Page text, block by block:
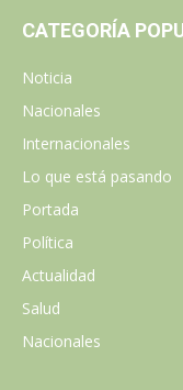
CATEGORÍA
Noticia
Nacionales
Internacionales
Lo que está pasando
Portada
Política
Actualidad
Salud
Nacionales